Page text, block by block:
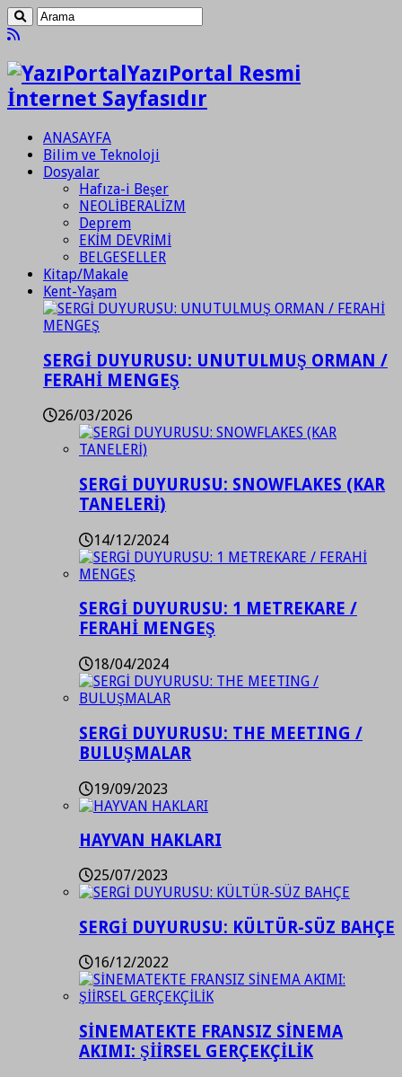
YazıPortal Resmi
İnternet Sayfasıdır
ANASAYFA
Bilim ve Teknoloji
Dosyalar
Hafıza-i Beşer
NEOLİBERALİZM
Deprem
EKİM DEVRİMİ
BELGESELLER
Kitap/Makale
Kent-Yaşam
SERGİ DUYURUSU: UNUTULMUŞ ORMAN /
FERAHİ MENGEŞ
26/03/2026
SERGİ DUYURUSU: SNOWFLAKES (KAR
TANELERİ)
14/12/2024
SERGİ DUYURUSU: 1 METREKARE /
FERAHİ MENGEŞ
18/04/2024
SERGİ DUYURUSU: THE MEETING /
BULUŞMALAR
19/09/2023
HAYVAN HAKLARI
25/07/2023
SERGİ DUYURUSU: KÜLTÜR-SÜZ BAHÇE
16/12/2022
SİNEMATEKTE FRANSIZ SİNEMA
AKIMI: ŞİİRSEL GERÇEKÇİLİK